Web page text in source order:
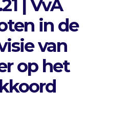
| VvA
in de
van
op het